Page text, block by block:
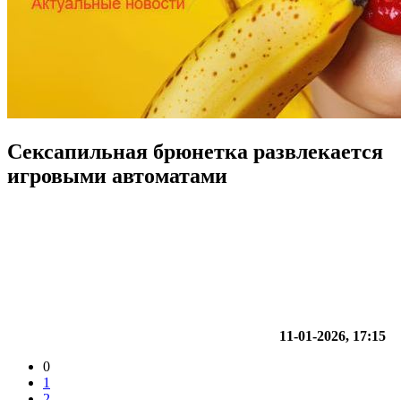
Сексапильная брюнетка развлекается
игровыми автоматами
11-01-2026, 17:15
0
1